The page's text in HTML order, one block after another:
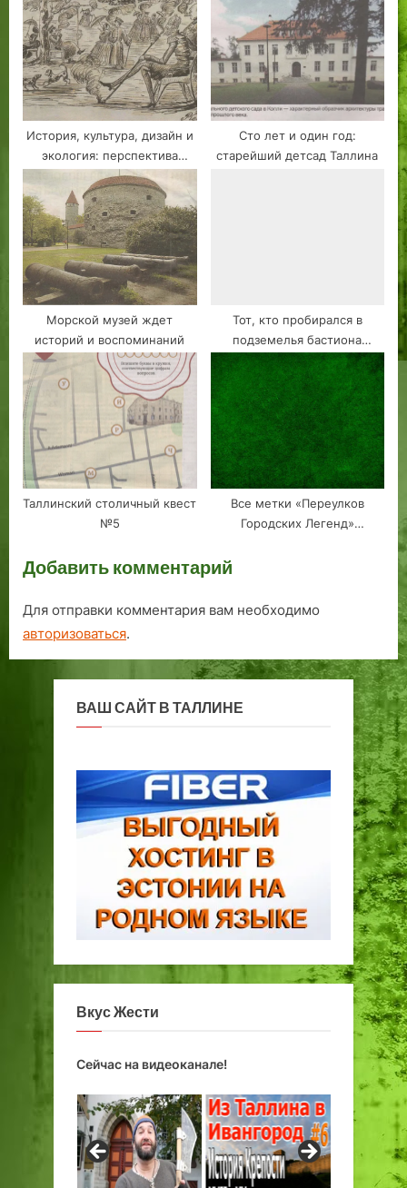
Ревеля
История, культура, дизайн и
экология: перспектива
таллинской уличной
скамейки
Сто лет и один год:
старейший детсад Таллина
Морской музей ждет
историй и воспоминаний
Тот, кто пробирался в
подземелья бастиона
Скооне! Таллин
Таллинский столичный квест
№5
Все метки «Переулков
Городских Легенд»
Добавить комментарий
Для отправки комментария вам необходимо
авторизоваться.
ВАШ САЙТ В ТАЛЛИНЕ
Вкус Жести
Сейчас на видеоканале!